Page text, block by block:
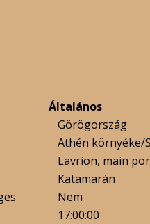
Általános
Görögország
Athén környéke/
Lavrion, main
Katamarán
Nem
17:00:00